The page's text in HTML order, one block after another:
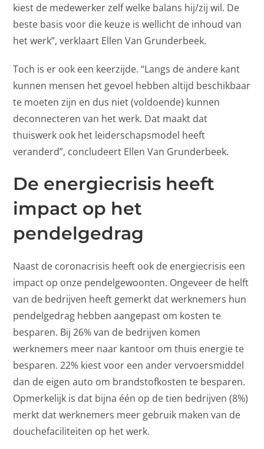
kiest de medewerker zelf welke balans hij/zij wil. De
beste basis voor die keuze is wellicht de inhoud van
het werk”, verklaart Ellen Van Grunderbeek.
Toch is er ook een keerzijde. “Langs de andere kant
kunnen mensen het gevoel hebben altijd beschikbaar
te moeten zijn en dus niet (voldoende) kunnen
deconnecteren van het werk. Dat maakt dat
thuiswerk ook het leiderschapsmodel heeft
veranderd”, concludeert Ellen Van Grunderbeek.
De energiecrisis heeft
impact op het
pendelgedrag
Naast de coronacrisis heeft ook de energiecrisis een
impact op onze pendelgewoonten. Ongeveer de helft
van de bedrijven heeft gemerkt dat werknemers hun
pendelgedrag hebben aangepast om kosten te
besparen. Bij 26% van de bedrijven komen
werknemers meer naar kantoor om thuis energie te
besparen. 22% kiest voor een ander vervoersmiddel
dan de eigen auto om brandstofkosten te besparen.
Opmerkelijk is dat bijna één op de tien bedrijven (8%)
merkt dat werknemers meer gebruik maken van de
douchefaciliteiten op het werk.